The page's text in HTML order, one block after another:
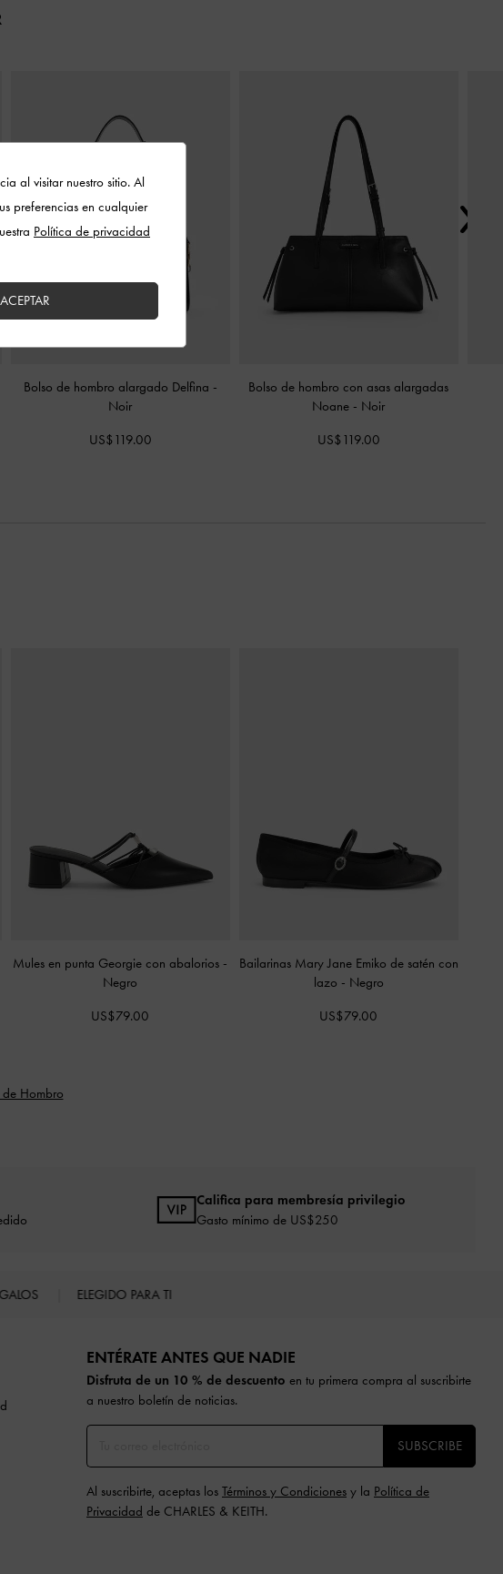
Bolso de hombro alargado Delfina -
Noir
US$119.00
Bolso de hombro con asas alargadas
Noane - Noir
US$119.00
Mules en punta Georgie con abalorios -
Negro
US$79.00
Bailarinas Mary Jane Emiko de satén con
lazo - Negro
US$79.00
de Hombro
Califica para membresía privilegio
Gasto mínimo de US$250
ELEGIDO PARA TI
ENTÉRATE ANTES QUE NADIE​​
Disfruta de un 10 % de descuento en tu primera compra al suscribirte
a nuestro boletín de noticias.
SUBSCRIBE
Al suscribirte, aceptas los Términos y Condiciones y la Política de
Privacidad de CHARLES & KEITH.
al visitar nuestro sitio. Al
preferencias en cualquier
Política de privacidad
ACEPTAR